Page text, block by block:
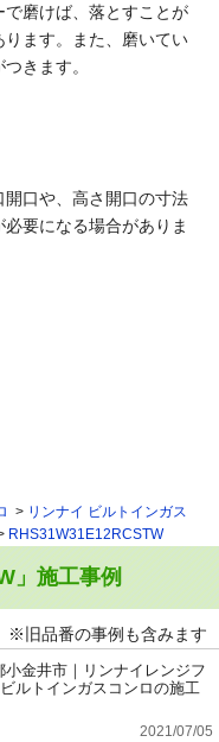
磨けば、落とすことが
ます。また、磨いてい
きます。
開口や、高さ開口の寸法
要になる場合がありま
リンナイ ビルトインガス
RHS31W31E12RCSTW
」施工事例
※旧品番の事例も含みます
小金井市｜リンナイレンジフ
ルトインガスコンロの施工
2021/07/05